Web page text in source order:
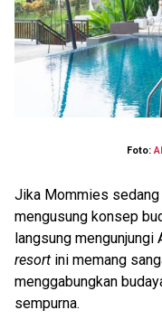
Foto:
Jika Mommies sedang
mengusung konsep
langsung mengunjungi
resort ini memang
menggabungkan
sempurna.